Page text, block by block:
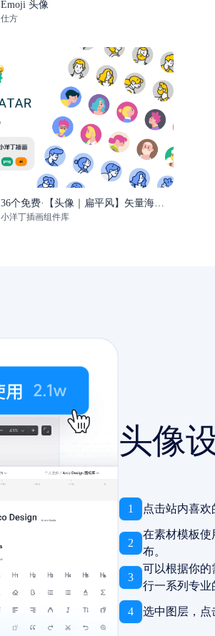
Emoji 头像
仕方
小洋丁插画组件库
头像
1 点击站内喜
2
在素材模板使
布。
3
可以根据你的
行一系列专
4 选中图层，点